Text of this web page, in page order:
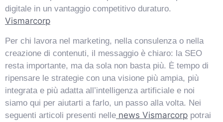
digitale in un vantaggio competitivo duraturo.
Vismarcorp
Per chi lavora nel marketing, nella consulenza o nella
creazione di contenuti, il messaggio è chiaro: la SEO
resta importante, ma da sola non basta più. È tempo di
ripensare le strategie con una visione più ampia, più
integrata e più adatta all’intelligenza artificiale e noi
siamo qui per aiutarti a farlo, un passo alla volta. Nei
seguenti articoli presenti nelle news Vismarcorp potrai